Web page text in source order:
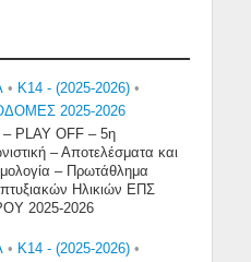
• Κ14 - (2025-2026) •
2025-2026
– PLAY OFF – 5η
– Αποτελέσματα και
– Πρωτάθλημα
Ηλικιών ΕΠΣ
2025-2026
• Κ14 - (2025-2026) •